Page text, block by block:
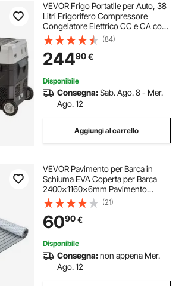
VEVOR Frigo Portatile per Auto, 38
Litri Frigorifero Compressore
Congelatore Elettrico CC e CA con
Manico Telescopico e Ruote per
Campeggio 0,6kW.h Da -20°C a
10°C Regolabile per Auto Camion
Barca
(84)
24490€
Disponibile
Consegna:Sab. Ago. 8 - Mer.
Ago. 12
Aggiungi al carrello
VEVOR Pavimento per Barca in
Schiuma EVA Coperta per Barca
2400x1160x6mm Pavimento
Autoadesivo Antiscivolo 27840cm²
Tappeto Marino per Barche Yacht
Pontoni Coperte per Kayak
(21)
6090€
Disponibile
Consegna:non appena Mer.
Ago. 12